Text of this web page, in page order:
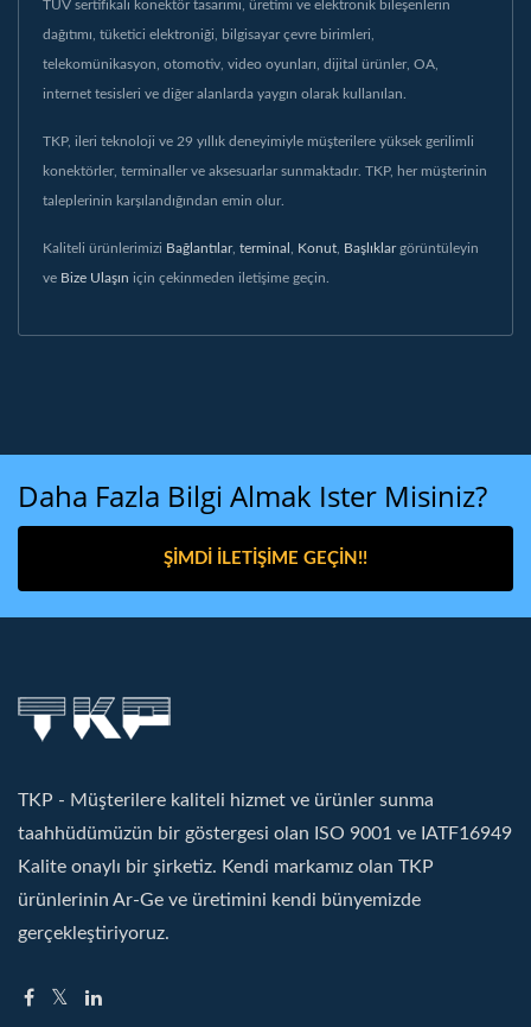
TUV sertifikalı konektör tasarımı, üretimi ve elektronik bileşenlerin
dağıtımı, tüketici elektroniği, bilgisayar çevre birimleri,
telekomünikasyon, otomotiv, video oyunları, dijital ürünler, OA,
internet tesisleri ve diğer alanlarda yaygın olarak kullanılan.
TKP, ileri teknoloji ve 29 yıllık deneyimiyle müşterilere yüksek gerilimli
konektörler, terminaller ve aksesuarlar sunmaktadır. TKP, her müşterinin
taleplerinin karşılandığından emin olur.
Kaliteli ürünlerimizi Bağlantılar, terminal Konut Başlıklargörüntüleyin
ve Bize Ulaşın için çekinmeden iletişime geçin.
Daha Fazla Bilgi Almak Ister Misiniz?
ŞIMDI İLETIŞIME GEÇIN!!
TKP - Müşterilere kaliteli hizmet ve ürünler sunma
taahhüdümüzün bir göstergesi olan ISO 9001 ve IATF16949
Kalite onaylı bir şirketiz. Kendi markamız olan TKP
ürünlerinin Ar-Ge ve üretimini kendi bünyemizde
gerçekleştiriyoruz.